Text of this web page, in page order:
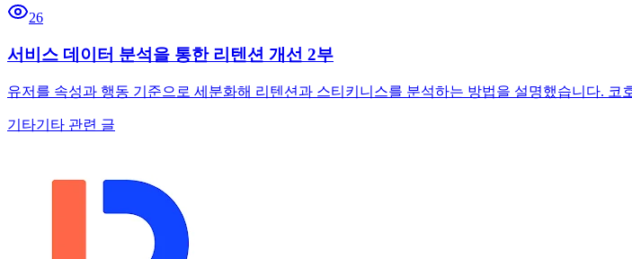
26
서비스 데이터 분석을 통한 리텐션 개선 2부
유저를 속성과 행동 기준으로 세분화해 리텐션과 스티키니스를 분석하는 방법을 설명했습니다.
기타기타 관련 글